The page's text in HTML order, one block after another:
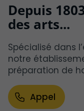
Depuis
des arts...
Spécialisé dans
notre
préparation de
Appel